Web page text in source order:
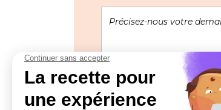
Les informations recueillies